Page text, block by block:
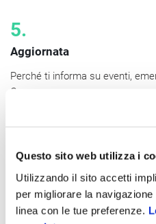
Questo sito web utilizza i
Utilizzando il sito accetti
per migliorare la
linea con le tue preferenze.
5.
Aggiornata
Perché ti informa su eventi,
Comune